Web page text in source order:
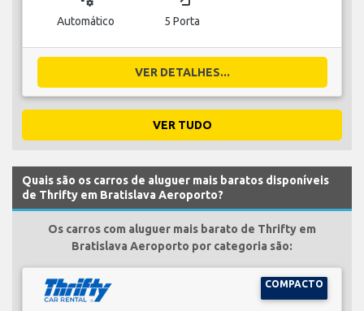
Automático 5 Porta
VER DETALHES...
VER TUDO
Quais são os carros de aluguer mais baratos disponíveis
de Thrifty em Bratislava Aeroporto?
Os carros com aluguer mais barato de Thrifty em
Bratislava Aeroporto por categoria são:
COMPACTO